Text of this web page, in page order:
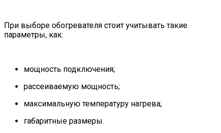
При выборе обогревателя стоит учитывать такие
параметры, как:
мощность подключения;
рассеиваемую мощность;
максимальную температуру нагрева;
габаритные размеры.